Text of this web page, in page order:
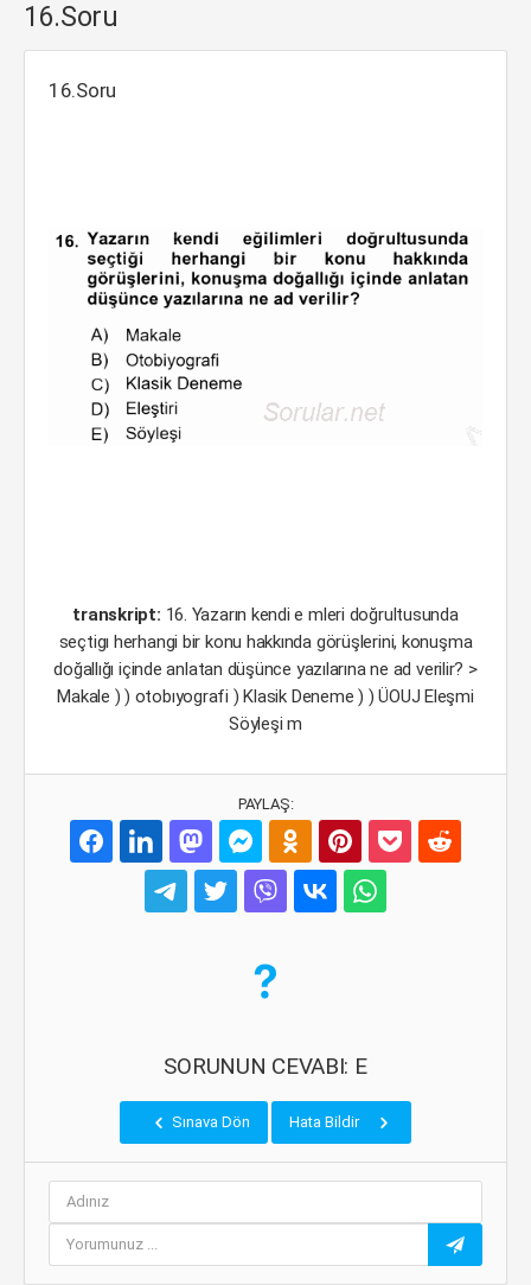
16.Soru
16.Soru
transkript: 16. Yazarın kendi e mleri doğrultusunda
seçtigı herhangi bir konu hakkında görüşlerini, konuşma
doğallığı içinde anlatan düşünce yazılarına ne ad verilir? >
Makale ) ) otobıyografi ) Klasik Deneme ) ) ÜOUJ Eleşmi
Söyleşi m
PAYLAŞ:
SORUNUN CEVABI: E
Sınava Dön Hata Bildir